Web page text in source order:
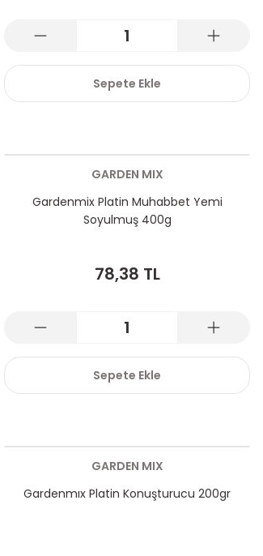
Sepete Ekle
GARDEN MIX
Gardenmix Platin Muhabbet Yemi
Soyulmuş 400g
78,38 TL
Sepete Ekle
GARDEN MIX
Gardenmıx Platin Konuşturucu 200gr